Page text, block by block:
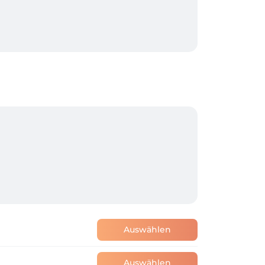
berechnen, wenn sie nicht
sich aber aufgrund unruhiger Hunde,
Auswählen
Auswählen